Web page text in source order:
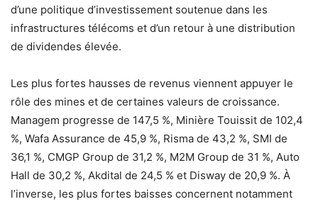
d’une politique d’investissement soutenue dans les
infrastructures télécoms et d’un retour à une distribution
de dividendes élevée.
Les plus fortes hausses de revenus viennent appuyer le
rôle des mines et de certaines valeurs de croissance.
Managem progresse de 147,5 %, Minière Touissit de 102,4
%, Wafa Assurance de 45,9 %, Risma de 43,2 %, SMI de
36,1 %, CMGP Group de 31,2 %, M2M Group de 31 %, Auto
Hall de 30,2 %, Akdital de 24,5 % et Disway de 20,9 %. À
l’inverse, les plus fortes baisses concernent notamment